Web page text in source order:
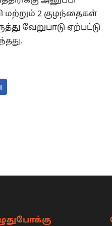
2 குழந்தைகள்
வேறுபாடு ஏற்பட்டு